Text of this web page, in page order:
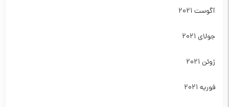
آگوست 2021
جولای 2021
ژوئن 2021
فوریه 2021